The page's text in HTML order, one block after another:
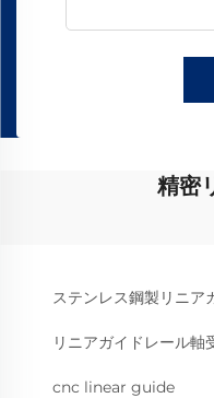
精密
ステンレス鋼製リニア
リニアガイドレール軸
cnc linear guide